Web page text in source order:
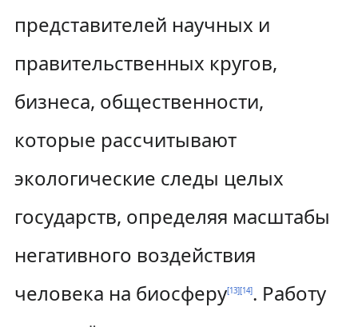
представителей научных и
правительственных кругов,
бизнеса, общественности,
которые рассчитывают
экологические следы целых
государств, определяя масштабы
негативного воздействия
человека на биосферу[13][14]. Работу